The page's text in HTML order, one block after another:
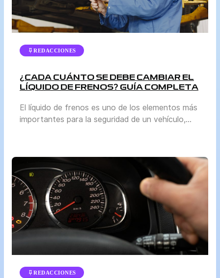
REDACCIONES
¿CADA CUÁNTO SE DEBE CAMBIAR EL
LÍQUIDO DE FRENOS? GUÍA COMPLETA
El líquido de frenos es uno de los elementos más
importantes para la seguridad de un vehículo,
o la revisión de llantas. Sin embargo, mantenerlo
en buen estado es vital para garantizar que el
sistema de frenos funcione correctamente. En
esta […]
REDACCIONES